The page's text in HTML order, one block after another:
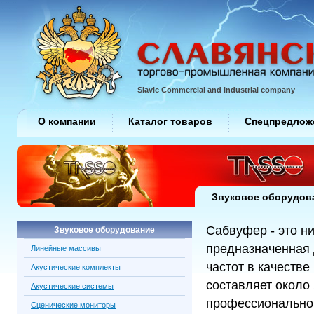
Сабвуфер - это
предназначенная
частот в
составляет
Звуковое оборудование
Линейные массивы
Акустические комплекты
Акустические системы
Сценические мониторы
Slavic Commercial and industrial company
О компании Каталог товаров
Звуковое